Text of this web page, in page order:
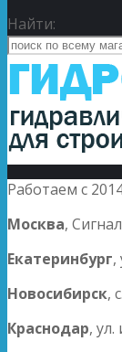
Найти:
Работаем с
Москва,
Екатеринбург,
Новосибирск,
Краснодар,